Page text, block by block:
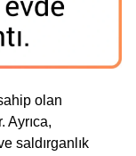
olan
Ayrıca,
saldırganlık